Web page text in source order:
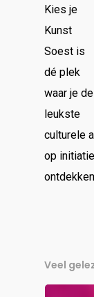
Kies je
Kunst
Soest is
dé plek
waar je de
leukste
culturele
op
Veel